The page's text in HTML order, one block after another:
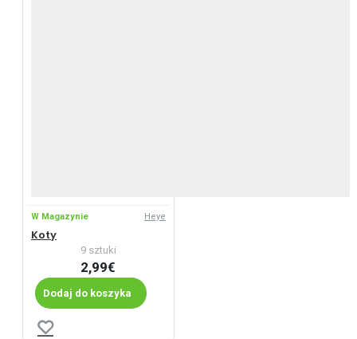
W Magazynie Heye
Koty
9 sztuki
2,99€
Dodaj do koszyka